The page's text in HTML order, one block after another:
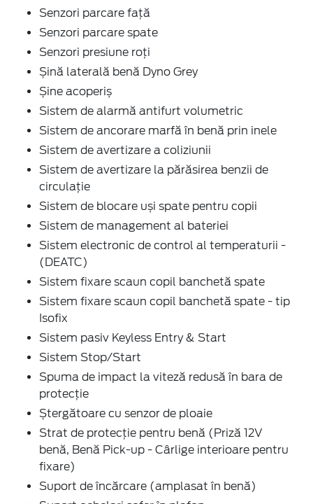
Senzori parcare față
Senzori parcare spate
Senzori presiune roți
Șină laterală benă Dyno Grey
Șine acoperiș
Sistem de alarmă antifurt volumetric
Sistem de ancorare marfă în benă prin inele
Sistem de avertizare a coliziunii
Sistem de avertizare la părăsirea benzii de
circulație
Sistem de blocare uși spate pentru copii
Sistem de management al bateriei
Sistem electronic de control al temperaturii -
(DEATC)
Sistem fixare scaun copil banchetă spate
Sistem fixare scaun copil banchetă spate - tip
Isofix
Sistem pasiv Keyless Entry & Start
Sistem Stop/Start
Spuma de impact la viteză redusă în bara de
protecție
Ștergătoare cu senzor de ploaie
Strat de protecție pentru benă (Priză 12V
benă, Benă Pick-up - Cârlige interioare pentru
fixare)
Suport de încărcare (amplasat în benă)